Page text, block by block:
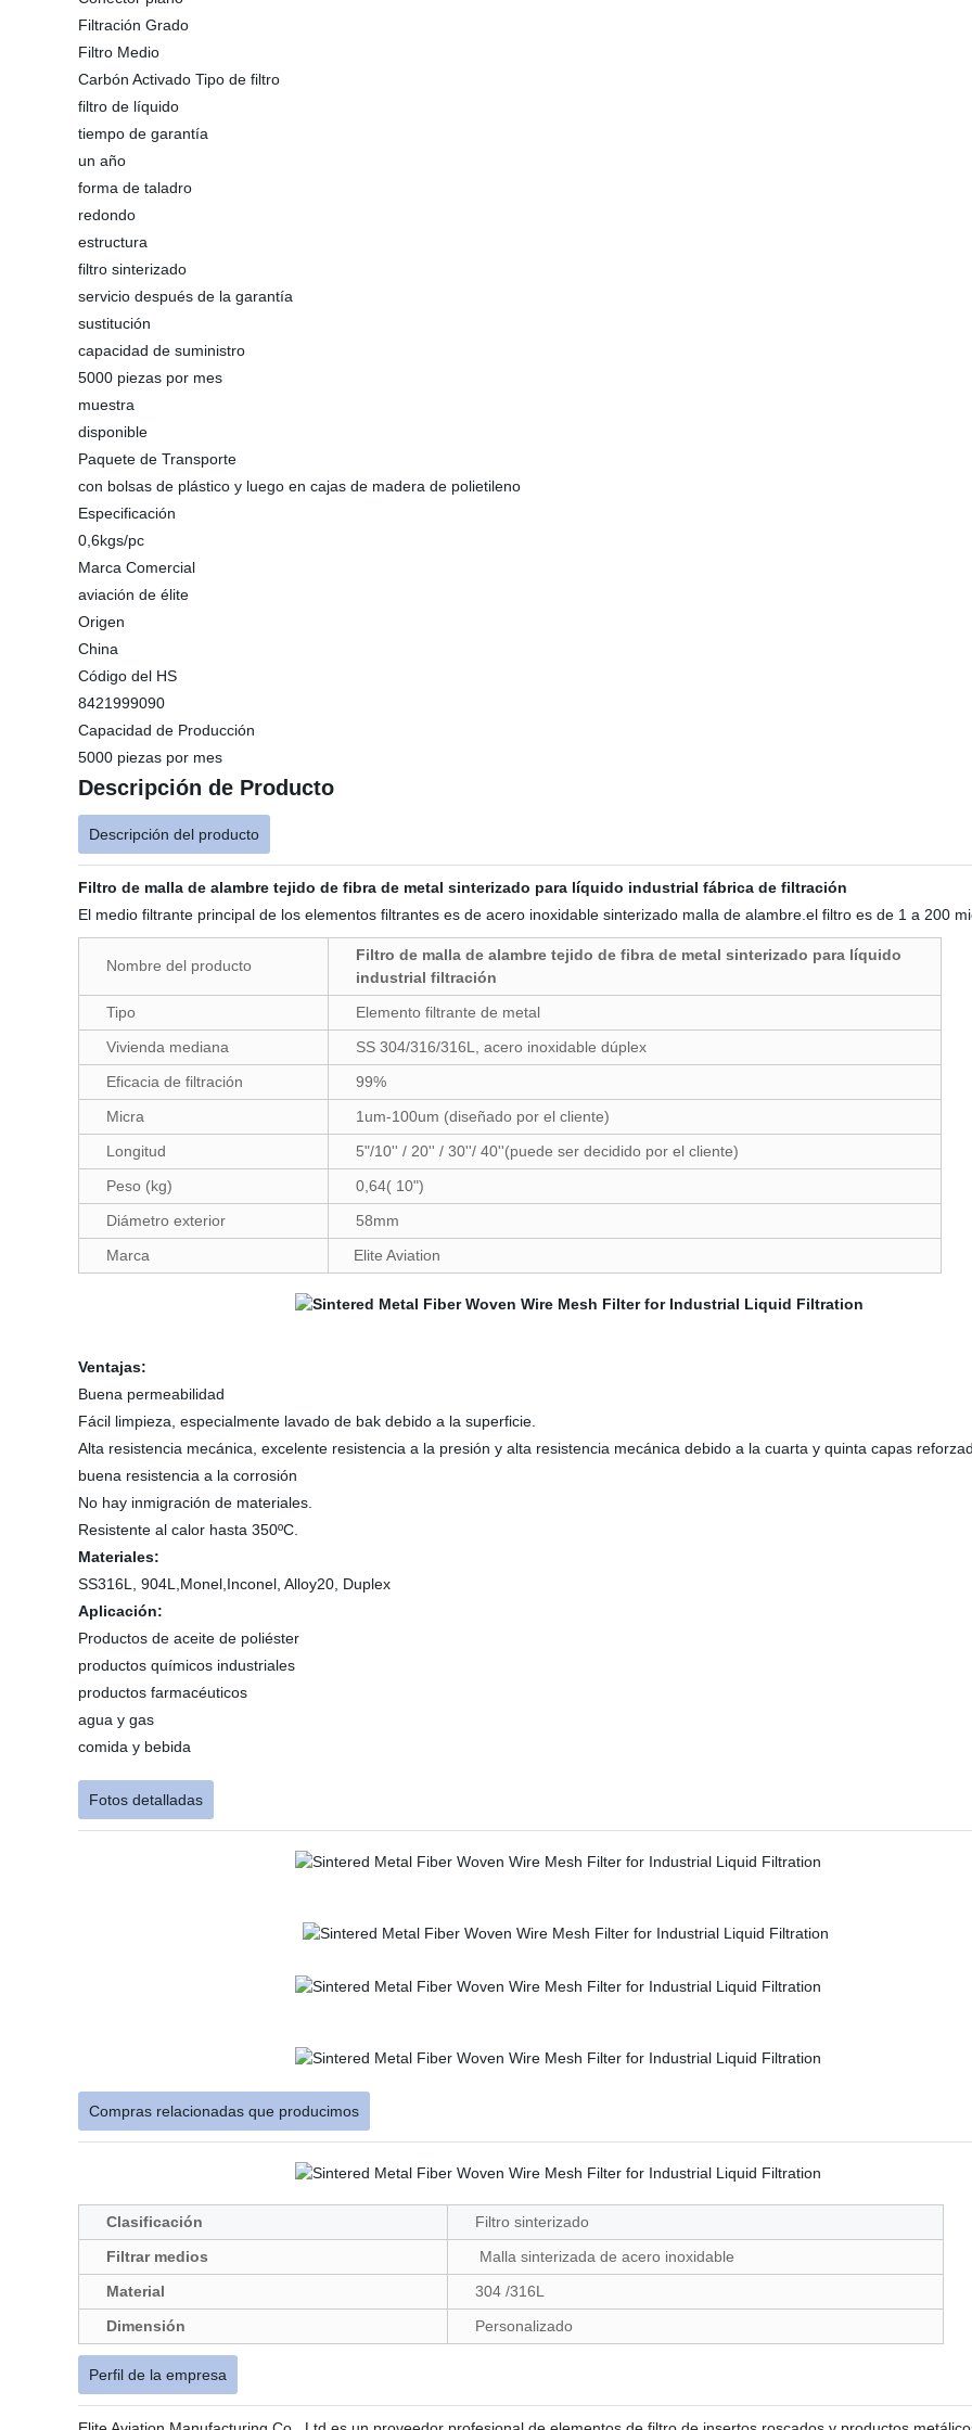
Filtración Grado
Filtro Medio
Carbón Activado Tipo de filtro
filtro de líquido
tiempo de garantía
un año
forma de taladro
redondo
estructura
filtro sinterizado
servicio después de la garantía
sustitución
capacidad de suministro
5000 piezas por mes
muestra
disponible
Paquete de Transporte
con bolsas de plástico y luego en cajas de madera de polietileno
Especificación
0,6kgs/pc
Marca Comercial
aviación de élite
Origen
China
Código del HS
8421999090
Capacidad de Producción
5000 piezas por mes
Descripción de Producto
Descripción del producto
Filtro de malla de alambre tejido de fibra de metal sinterizado para líquido industrial fábrica de filtración
El medio filtrante principal de los elementos filtrantes es de acero inoxidable sinterizado malla de alambre.el filtro es de 1 a 200
Nombre del producto
Filtro de malla de alambre tejido de fibra de metal sinterizado para líquido
industrial filtración
Tipo
Elemento filtrante de metal
Vivienda mediana
SS 304/316/316L, acero inoxidable dúplex
Eficacia de filtración
99%
Micra
1um-100um (diseñado por el cliente)
Longitud
5"/10'' / 20'' / 30''/ 40''(puede ser decidido por el cliente)
Peso (kg)
0,64( 10")
Diámetro exterior
58mm
Marca
Elite Aviation
Ventajas:
Buena permeabilidad
Fácil limpieza, especialmente lavado de bak debido a la superficie.
Alta resistencia mecánica, excelente resistencia a la presión y alta resistencia mecánica debido a la cuarta y quinta capas
buena resistencia a la corrosión
No hay inmigración de materiales.
Resistente al calor hasta 350ºC.
Materiales:
SS316L, 904L,Monel,Inconel, Alloy20, Duplex
Aplicación:
Productos de aceite de poliéster
productos químicos industriales
productos farmacéuticos
agua y gas
comida y bebida
Fotos detalladas
Compras relacionadas que producimos
Clasificación
Filtro sinterizado
Filtrar medios
Malla sinterizada de acero inoxidable
Material
304 /316L
Dimensión
Personalizado
Perfil de la empresa